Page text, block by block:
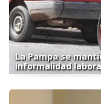
La Pampa se
informalidad